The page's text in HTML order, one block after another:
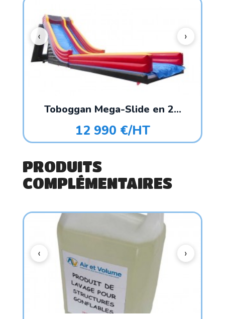
Toboggan Mega-Slide en 2...
12 990 €/HT
PRODUITS
COMPLÉMENTAIRES